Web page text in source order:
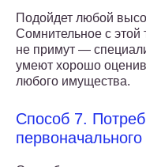
Подойдет любой
Сомнительное с этой
не примут —
умеют хорошо
любого имущества.
Способ 7.